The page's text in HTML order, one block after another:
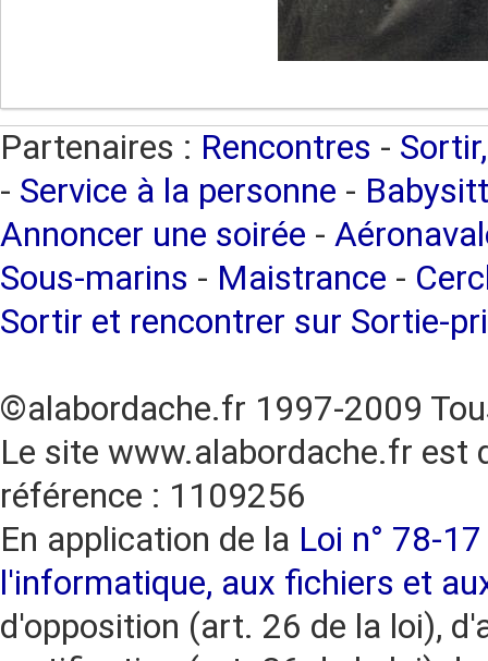
Partenaires : Rencontres -
- Service à la personne -
Annoncer une soirée -
Sous-marins - Maistrance -
Sortir et rencontrer sur Sortie-
©alabordache.fr 1997-2009
Le site www.alabordache.fr est
référence : 1109256
En application de la Loi n° 78-
l'informatique, aux fichiers et
d'opposition (art. 26 de la loi),